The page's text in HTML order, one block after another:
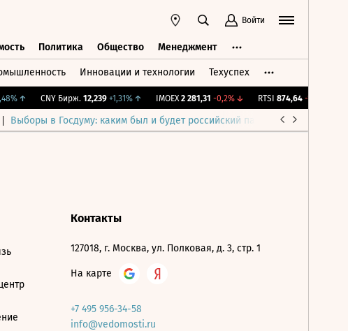
Войти
Политика Общество Менеджмент
Инновации и технологии Техуспех
↑ CNY Бирж. 12,239 +1,31%↑ IMOEX 2 281,31 -0,2%↓ RTSI 874,64 -1,12%
Выборы в Госдуму: каким был и будет российский парламент
Контакты
127018, г. Москва, ул. Полковая, д. 3, стр. 1
На карте
+7 495 956-34-58
info@vedomosti.ru